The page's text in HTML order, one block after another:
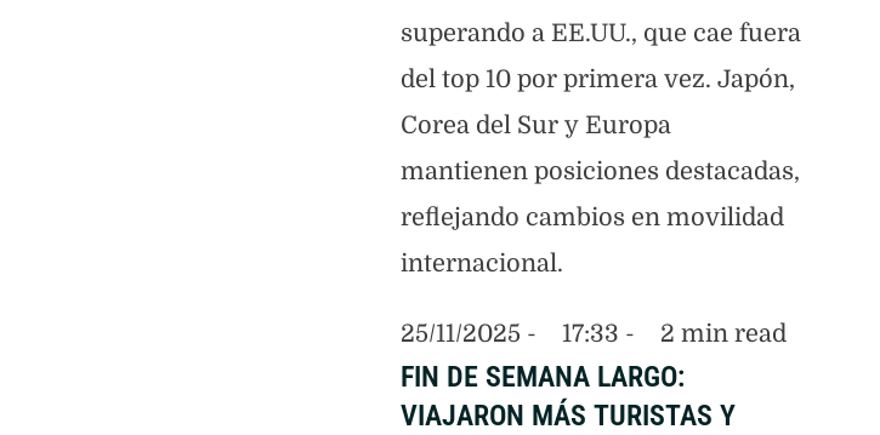
superando a EE.UU., que cae fuera
del top 10 por primera vez. Japón,
Corea del Sur y Europa
mantienen posiciones destacadas,
reflejando cambios en movilidad
internacional.
25/11/2025 - 17:33 - 2 min read
FIN DE SEMANA LARGO:
VIAJARON MÁS TURISTAS Y